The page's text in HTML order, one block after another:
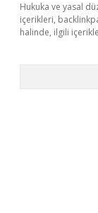
Hukuka ve yasal
içerikleri,
halinde, ilgili